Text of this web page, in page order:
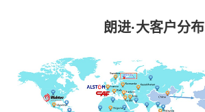
朗进·大客户分布